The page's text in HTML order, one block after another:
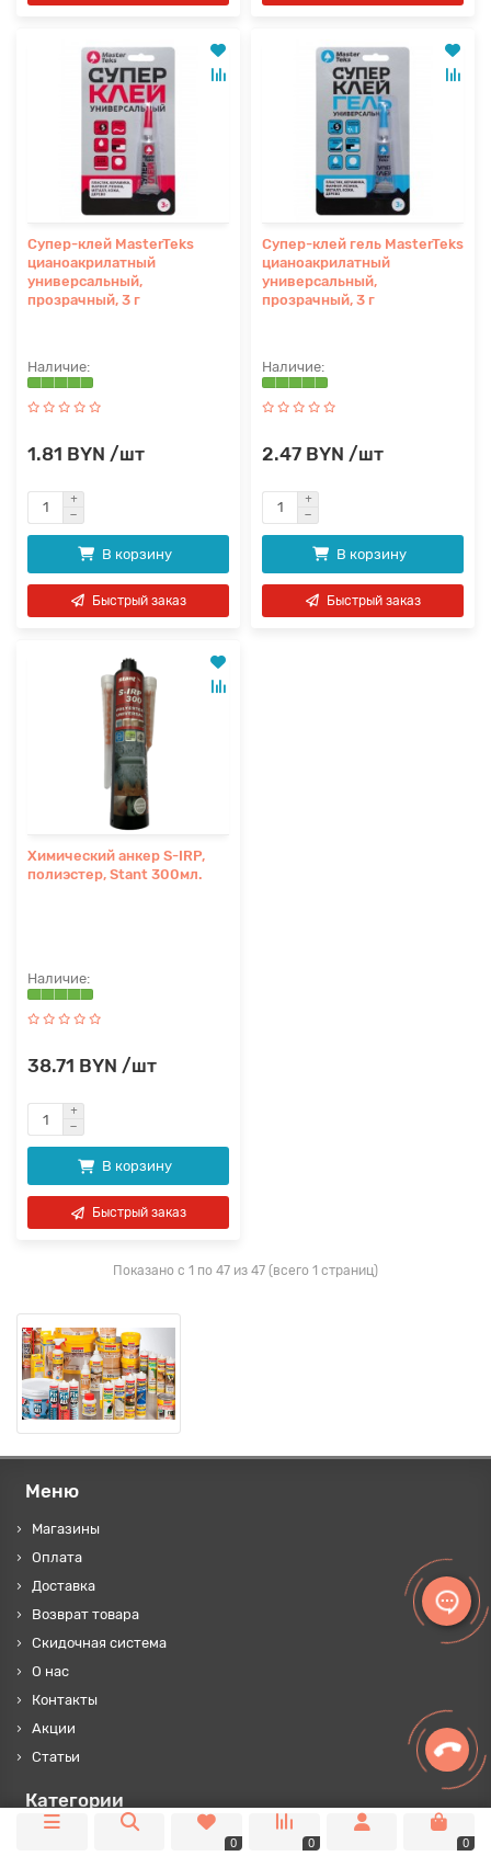
Супер-клей MasterTeks
цианоакрилатный
универсальный,
прозрачный, 3 г
1.81 BYN /шт
В корзину
Быстрый заказ
Супер-клей гель MasterTeks
цианоакрилатный
универсальный,
прозрачный, 3 г
2.47 BYN /шт
В корзину
Быстрый заказ
Химический анкер S-IRP,
полиэстер, Stant 300мл.
38.71 BYN /шт
В корзину
Быстрый заказ
Показано с 1 по 47 из 47 (всего 1 страниц)
Меню
Магазины
Оплата
Доставка
Возврат товара
Скидочная система
О нас
Контакты
Акции
Статьи
Категории
0 0 0